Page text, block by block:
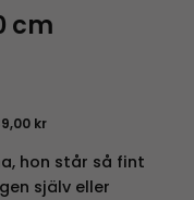
cm
kr
hon står så fint
själv eller